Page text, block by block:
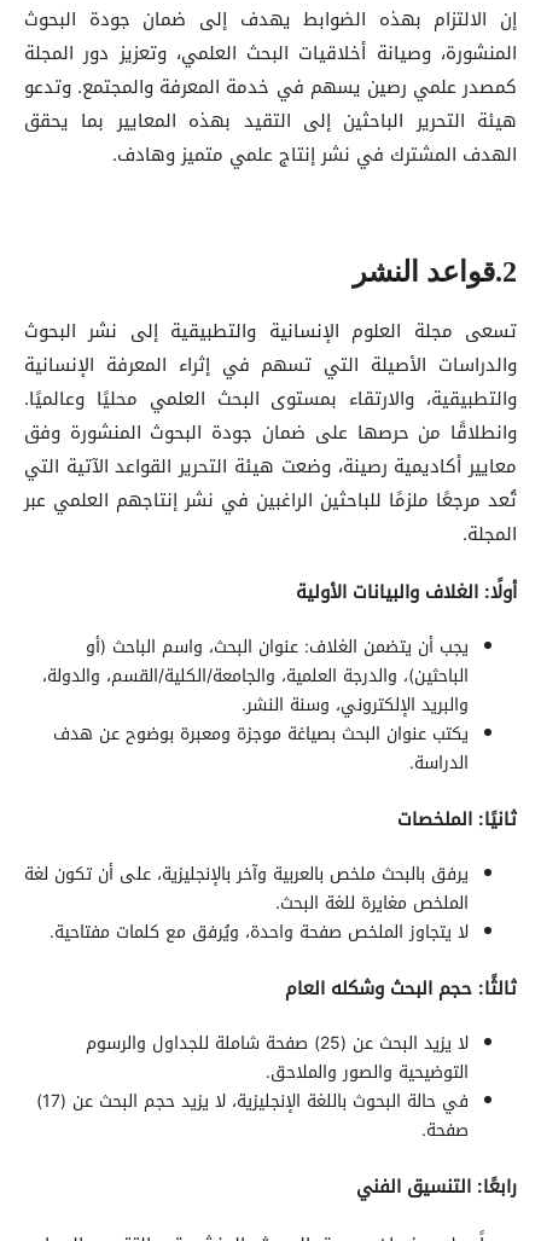
إن الالتزام بهذه الضوابط يهدف إلى ضمان جودة البحوث
المنشورة، وصيانة أخلاقيات البحث العلمي، وتعزيز دور المجلة
كمصدر علمي رصين يسهم في خدمة المعرفة والمجتمع. وتدعو
هيئة التحرير الباحثين إلى التقيد بهذه المعايير بما يحقق
الهدف المشترك في نشر إنتاج علمي متميز وهادف.
2.قواعد النشر
تسعى مجلة العلوم الإنسانية والتطبيقية إلى نشر البحوث
والدراسات الأصيلة التي تسهم في إثراء المعرفة الإنسانية
والتطبيقية، والارتقاء بمستوى البحث العلمي محليًا وعالميًا.
وانطلاقًا من حرصها على ضمان جودة البحوث المنشورة وفق
معايير أكاديمية رصينة، وضعت هيئة التحرير القواعد الآتية التي
تُعد مرجعًا ملزمًا للباحثين الراغبين في نشر إنتاجهم العلمي عبر
المجلة.
أولًا: الغلاف والبيانات الأولية
يجب أن يتضمن الغلاف: عنوان البحث، واسم الباحث (أو
الباحثين)، والدرجة العلمية، والجامعة/الكلية/القسم، والدولة،
والبريد الإلكتروني، وسنة النشر.
يكتب عنوان البحث بصياغة موجزة ومعبرة بوضوح عن هدف
الدراسة.
ثانيًا: الملخصات
يرفق بالبحث ملخص بالعربية وآخر بالإنجليزية، على أن تكون لغة
الملخص مغايرة للغة البحث.
لا يتجاوز الملخص صفحة واحدة، ويُرفق مع كلمات مفتاحية.
ثالثًا: حجم البحث وشكله العام
لا يزيد البحث عن (25) صفحة شاملة للجداول والرسوم
التوضيحية والصور والملاحق.
في حالة البحوث باللغة الإنجليزية، لا يزيد حجم البحث عن (17)
صفحة.
رابعًا: التنسيق الفني